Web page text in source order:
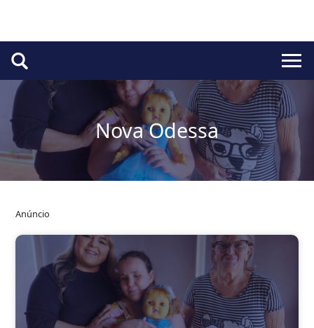
Nova Odessa
Anúncio